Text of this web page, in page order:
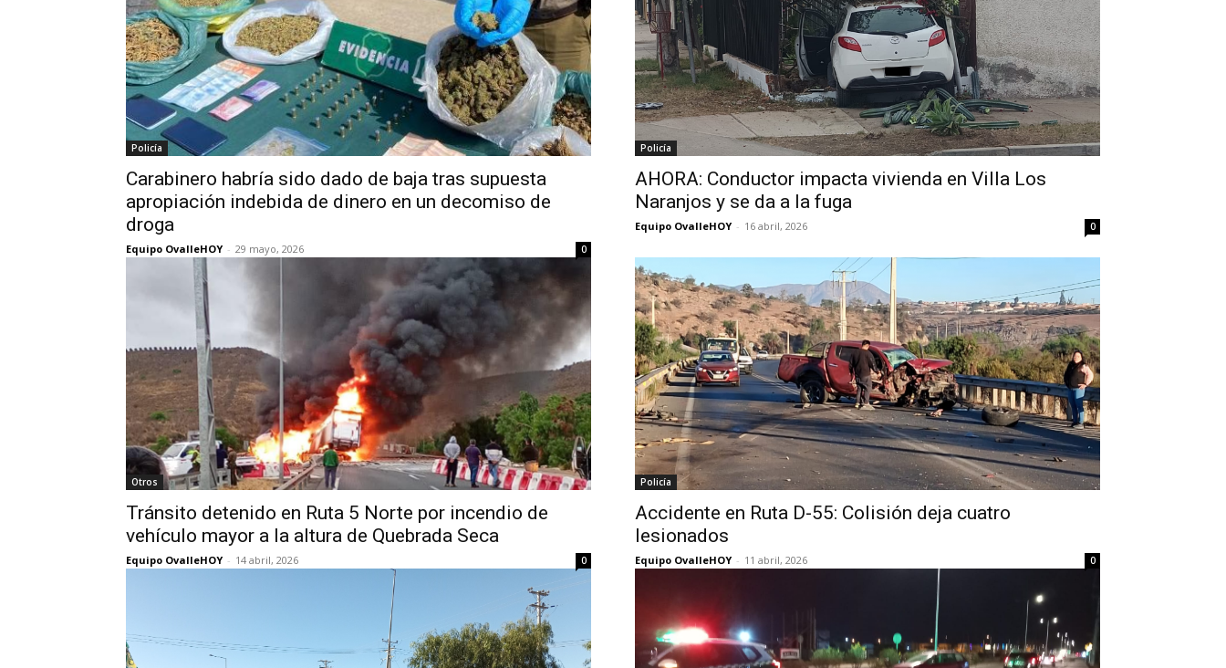
Policía
Carabinero habría sido dado de baja tras supuesta
apropiación indebida de dinero en un decomiso de
droga
Equipo OvalleHOY - 29 mayo, 2026 0
Policía
AHORA: Conductor impacta vivienda en Villa Los
Naranjos y se da a la fuga
Equipo OvalleHOY - 16 abril, 2026 0
Otros
Tránsito detenido en Ruta 5 Norte por incendio de
vehículo mayor a la altura de Quebrada Seca
Equipo OvalleHOY - 14 abril, 2026 0
Policía
Accidente en Ruta D-55: Colisión deja cuatro
lesionados
Equipo OvalleHOY - 11 abril, 2026 0